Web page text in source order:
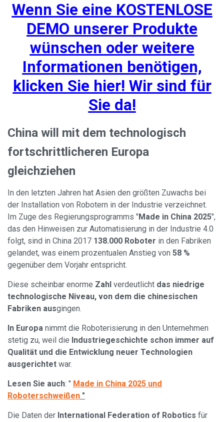
Wenn Sie eine KOSTENLOSE
DEMO unserer Produkte
wünschen oder weitere
Informationen benötigen,
klicken Sie hier! Wir sind für
Sie da!
China will mit dem technologisch
fortschrittlicheren Europa
gleichziehen
In den letzten Jahren hat Asien den größten Zuwachs bei
der Installation von Robotern in der Industrie verzeichnet.
Im Zuge des Regierungsprogramms "Made in China 2025",
das den Hinweisen zur Automatisierung in der Industrie 4.0
folgt, sind in China 2017 138.000 Roboter in den Fabriken
gelandet, was einem prozentualen Anstieg von 58 %
gegenüber dem Vorjahr entspricht.
Diese scheinbar enorme Zahl verdeutlicht das niedrige
technologische Niveau, von dem die chinesischen
Fabriken ausgingen.
In Europa nimmt die Roboterisierung in den Unternehmen
stetig zu, weil die Industriegeschichte schon immer auf
Qualität und die Entwicklung neuer Technologien
ausgerichtet war.
Lesen Sie auch: " Made in China 2025 und
Roboterschweißen "
Die Daten der International Federation of Robotics für